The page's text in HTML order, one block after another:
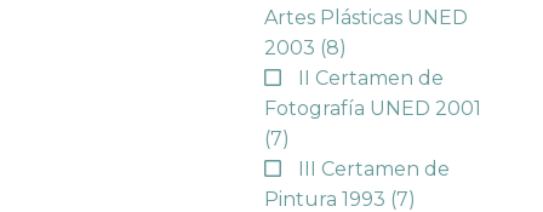
Artes Plásticas UNED
2003 (8)
II Certamen de
Fotografía UNED 2001
(7)
III Certamen de
Pintura 1993 (7)